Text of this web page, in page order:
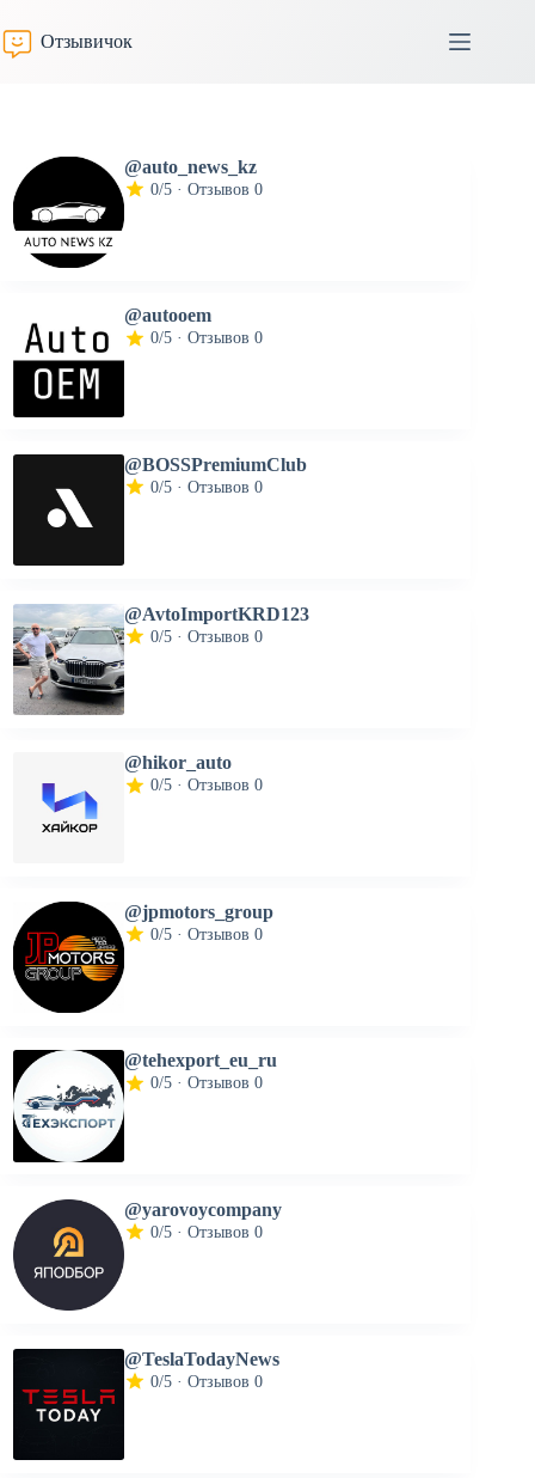
к
сути
Отзывичок
@auto_news_kz
0/5 · Отзывов 0
@autooem
0/5 · Отзывов 0
@BOSSPremiumClub
0/5 · Отзывов 0
@AvtoImportKRD123
0/5 · Отзывов 0
@hikor_auto
0/5 · Отзывов 0
@jpmotors_group
0/5 · Отзывов 0
@tehexport_eu_ru
0/5 · Отзывов 0
@yarovoycompany
0/5 · Отзывов 0
@TeslaTodayNews
0/5 · Отзывов 0